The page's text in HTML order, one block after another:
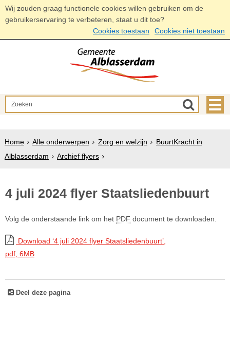
Wij zouden graag functionele cookies willen gebruiken om de
gebruikerservaring te verbeteren, staat u dit toe?
Cookies toestaan
Cookies niet toestaan
Home Alle onderwerpen Zorg en welzijn
BuurtKracht in
Alblasserdam
Archief flyers
4 juli 2024 flyer Staatsliedenbuurt
Volg de onderstaande link om het PDF document te downloaden.
Download ‘4 juli 2024 flyer Staatsliedenbuurt’,
pdf, 6MB
Deel deze pagina